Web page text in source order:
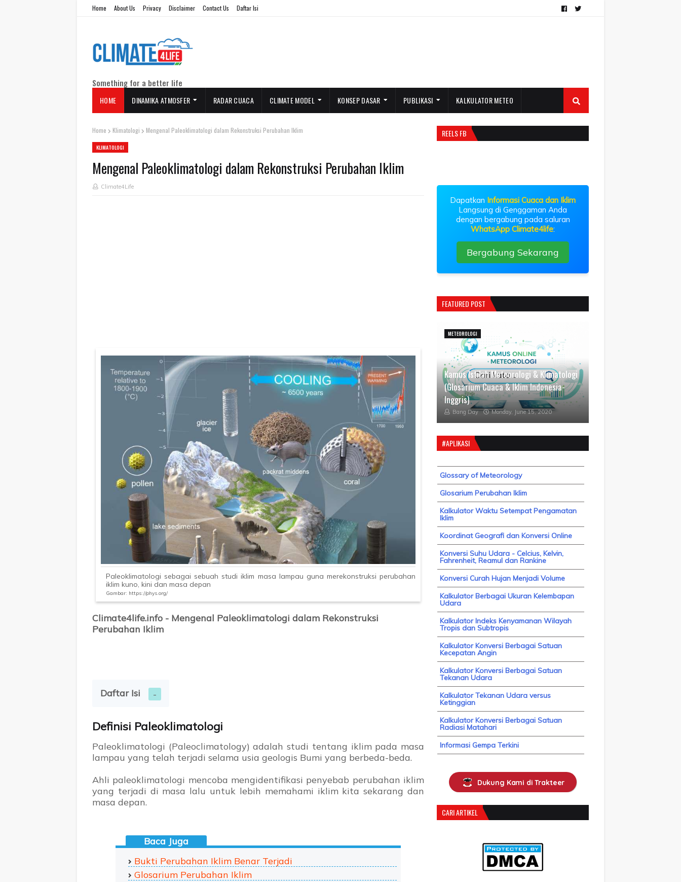
Home About Us Privacy Disclaimer Contact Us Daftar Isi
Something for a better life
HOME DINAMIKA ATMOSFER RADAR CUACA CLIMATE MODEL KONSEP DASAR PUBLIKASI KALKULATOR METEO
Home Klimatologi Mengenal Paleoklimatologi dalam Rekonstruksi Perubahan Iklim
KLIMATOLOGI
Mengenal Paleoklimatologi dalam Rekonstruksi Perubahan Iklim
Climate4Life
Paleoklimatologi sebagai sebuah studi iklim masa lampau guna merekonstruksi perubahan
iklim kuno, kini dan masa depan
Gambar: https://phys.org/
Climate4life.info - Mengenal Paleoklimatologi dalam Rekonstruksi
Perubahan Iklim
Daftar Isi
Definisi Paleoklimatologi
Paleoklimatologi (Paleoclimatology) adalah studi tentang iklim pada masa
lampau yang telah terjadi selama usia geologis Bumi yang berbeda-beda.
Ahli paleoklimatologi mencoba mengidentifikasi penyebab perubahan iklim
yang terjadi di masa lalu untuk lebih memahami iklim kita sekarang dan
masa depan.
Bukti Perubahan Iklim Benar Terjadi
Glosarium Perubahan Iklim
REELS FB
Dapatkan Informasi Cuaca dan Iklim
Langsung di Genggaman Anda
dengan bergabung pada saluran
WhatsApp Climate4life:
Bergabung Sekarang
FEATURED POST
METEOROLOGI
Kamus Istilah Meteorologi & Klimatologi
(Glosarium Cuaca & Iklim Indonesia-
Inggris)
Bang Day Monday, June 15, 2020
#APLIKASI
Glossary of Meteorology
Glosarium Perubahan Iklim
Kalkulator Waktu Setempat Pengamatan
Iklim
Koordinat Geografi dan Konversi Online
Konversi Suhu Udara - Celcius, Kelvin,
Fahrenheit, Reamul dan Rankine
Konversi Curah Hujan Menjadi Volume
Kalkulator Berbagai Ukuran Kelembapan
Udara
Kalkulator Indeks Kenyamanan Wilayah
Tropis dan Subtropis
Kalkulator Konversi Berbagai Satuan
Kecepatan Angin
Kalkulator Konversi Berbagai Satuan
Tekanan Udara
Kalkulator Tekanan Udara versus
Ketinggian
Kalkulator Konversi Berbagai Satuan
Radiasi Matahari
Informasi Gempa Terkini
Dukung Kami di Trakteer
CARI ARTIKEL